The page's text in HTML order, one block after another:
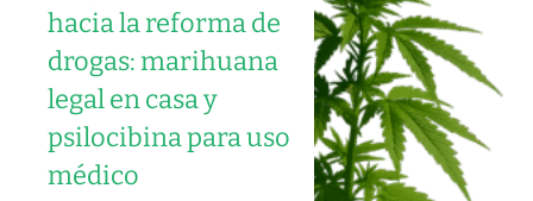
hacia la reforma de
drogas: marihuana
legal en casa y
psilocibina para uso
médico